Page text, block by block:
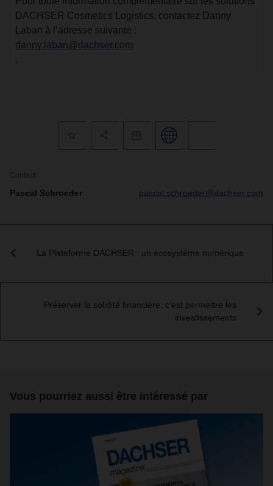
DACHSER Cosmetics Logistics, contactez Danny
Laban à l’adresse suivante :
danny.laban@dachser.com
.
Contact
Pascal Schroeder pascal.schroeder@dachser.com
La Plateforme DACHSER : un écosystème numérique
Préserver la solidité financière, c’est permettre les
investissements
Vous pourriez aussi être intéressé par